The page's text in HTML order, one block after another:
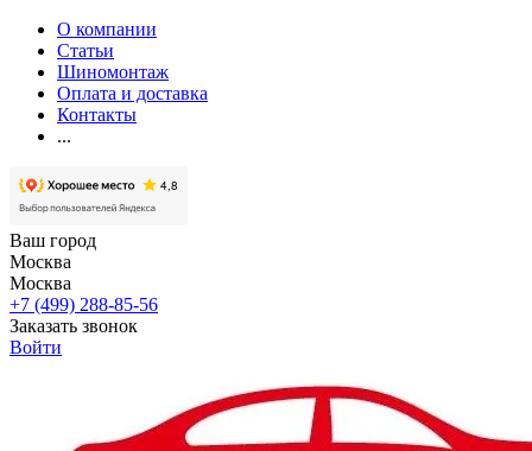
О компании
Статьи
Шиномонтаж
Оплата и доставка
Контакты
...
Ваш город
Москва
Москва
+7 (499) 288-85-56
Заказать звонок
Войти